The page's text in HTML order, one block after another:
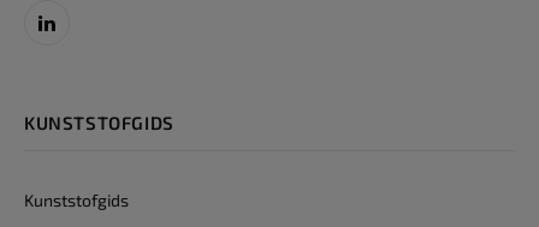
LinkedIn
KUNSTSTOFGIDS
Kunststofgids